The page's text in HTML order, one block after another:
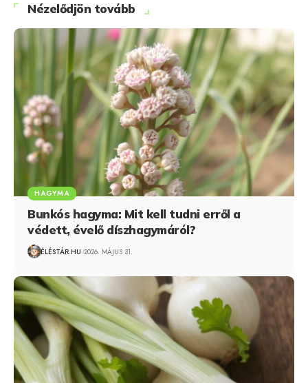
Nézelődjön tovább
HAGYMA
Bunkós hagyma: Mit kell tudni erről a
védett, évelő díszhagymáról?
ÉLÉSTÁR.HU 2026. MÁJUS 31.